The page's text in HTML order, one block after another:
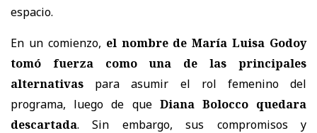
espacio.
En un comienzo, el nombre de María Luisa Godoy
tomó fuerza como una de las principales
alternativas para asumir el rol femenino del
programa, luego de que Diana Bolocco quedara
descartada. Sin embargo, sus compromisos y